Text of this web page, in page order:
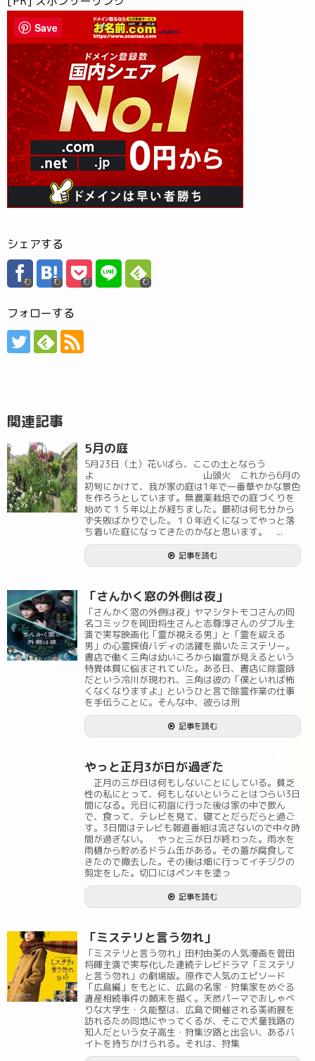
シェアする
フォローする
関連記事
5月の庭
5月23日（土）花いばら、ここの土とならう
よ 山頭火 これから6月の
初旬にかけて、我が家の庭は1年で一番華やかな景色
を作ろうとしています。無農薬栽培での庭づくりを
始めて１５年以上が経ちました。最初は何も分から
ず失敗ばかりでした。１０年近くになってやっと落
ち着いた庭になってきたのかなと思います。 ...
記事を読む
「さんかく窓の外側は夜」
「さんかく窓の外側は夜」ヤマシタトモコさんの同
名コミックを岡田将生さんと志尊淳さんのダブル主
演で実写映画化「霊が視える男」と「霊を祓える
男」の心霊探偵バディの活躍を描いたミステリー。
書店で働く三角は幼いころから幽霊が見えるという
特異体質に悩まされていた。ある日、書店に除霊師
だという冷川が現われ、三角は彼の「僕といれば怖
くなくなりますよ」というひと言で除霊作業の仕事
を手伝うことに。そんな中、彼らは刑
記事を読む
やっと正月3が日が過ぎた
正月の三が日は何もしないことにしている。貧乏
性の私にとって、何もしないということはつらい3日
間になる。元日に初詣に行った後は家の中で飲ん
で、食って、テレビを見て、寝てとだらだらと過ご
す。3日間はテレビも報道番組は流さないので中々時
間が過ぎない。 やっと三が日が終わった。雨水を
雨樋から貯めるドラム缶がある。その蓋が腐食して
きたので撤去した。その後は畑に行ってイチジクの
剪定をした。切口にはペンキを塗っ
記事を読む
「ミステリと言う勿れ」
「ミステリと言う勿れ」田村由美の人気漫画を菅田
将暉主演で実写化した連続テレビドラマ「ミステリ
と言う勿れ」の劇場版。原作で人気のエピソード
「広島編」をもとに、広島の名家・狩集家をめぐる
遺産相続事件の顛末を描く。天然パーマでおしゃべ
りな大学生・久能整は、広島で開催される美術展を
訪れるため同地にやってくるが、そこで犬童我路の
知人だという女子高生・狩集汐路と出会い、あるバ
イトを持ちかけられる。それは、狩集
Save